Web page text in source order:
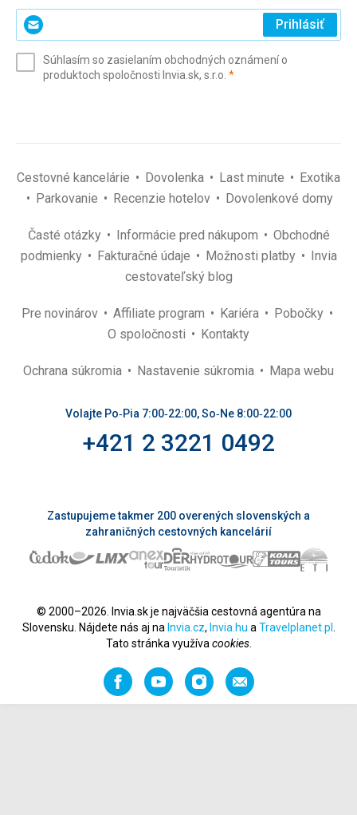
Zadajte
svoj
(povinné)
Prihlásiť
Súhlasím so zasielaním obchodných oznámení o
produktoch spoločnosti Invia.sk, s.r.o. *(povinné)
Cestovné kancelárie Dovolenka Last minute
Exotika
Parkovanie
Recenzie hotelov Dovolenkové domy
Časté otázky Informácie pred nákupom
Obchodné
podmienky
Fakturačné údaje Možnosti platby
Invia
cestovateľský blog
Pre novinárov Affiliate program Kariéra
Pobočky
O spoločnosti
Kontakty
Ochrana súkromia Nastavenie súkromia Mapa webu
Volajte Po‑Pia 7:00‑22:00, So‑Ne 8:00‑22:00
+421 2 3221 0492
Zastupujeme takmer 200 overených slovenských a
zahraničných cestovných kancelárií
© 2000–2026. Invia.sk je najväčšia cestovná agentúra na
Slovensku. Nájdete nás aj na Invia.cz, Invia.hu a Travelplanet.pl
Tato stránka využíva cookies.
FacebookYouTubeInstagramOdporučiť